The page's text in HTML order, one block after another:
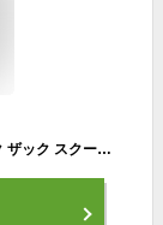
[リー] strong（ストロング） リュック バックパック ザック スクール A3対応 大容量 多機能 ターポリン メンズ レディース ３２L ゴールド 320-4920 L